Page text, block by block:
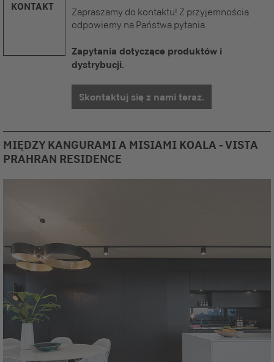
KONTAKT
Zapraszamy do kontaktu! Z przyjemnością
odpowiemy na Państwa pytania.
Zapytania dotyczące produktów i
dystrybucji.
Skontaktuj się z nami teraz.
MIĘDZY KANGURAMI A MISIAMI KOALA - VISTA
PRAHRAN RESIDENCE